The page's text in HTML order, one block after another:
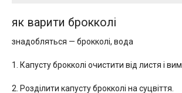
як варити брокколі
знадобляться — брокколі, вода
1. Капусту брокколі очистити від листя і
2. Розділити капусту брокколі на суцвіття.